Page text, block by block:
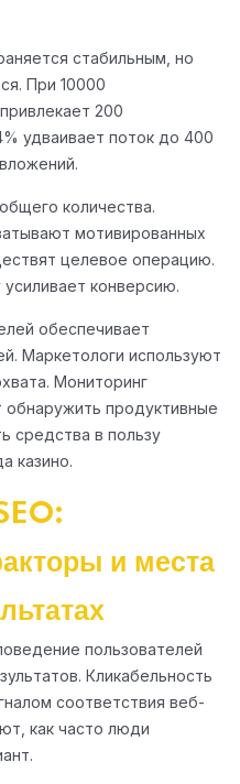
стабильным, но
При 10000
200
удваивает поток до 400
количества.
мотивированных
целевое операцию.
конверсию.
обеспечивает
Маркетологи используют
Мониторинг
обнаружить продуктивные
средства в пользу
казино.
и места
пользователей
Кликабельность
соответствия веб-
как часто люди